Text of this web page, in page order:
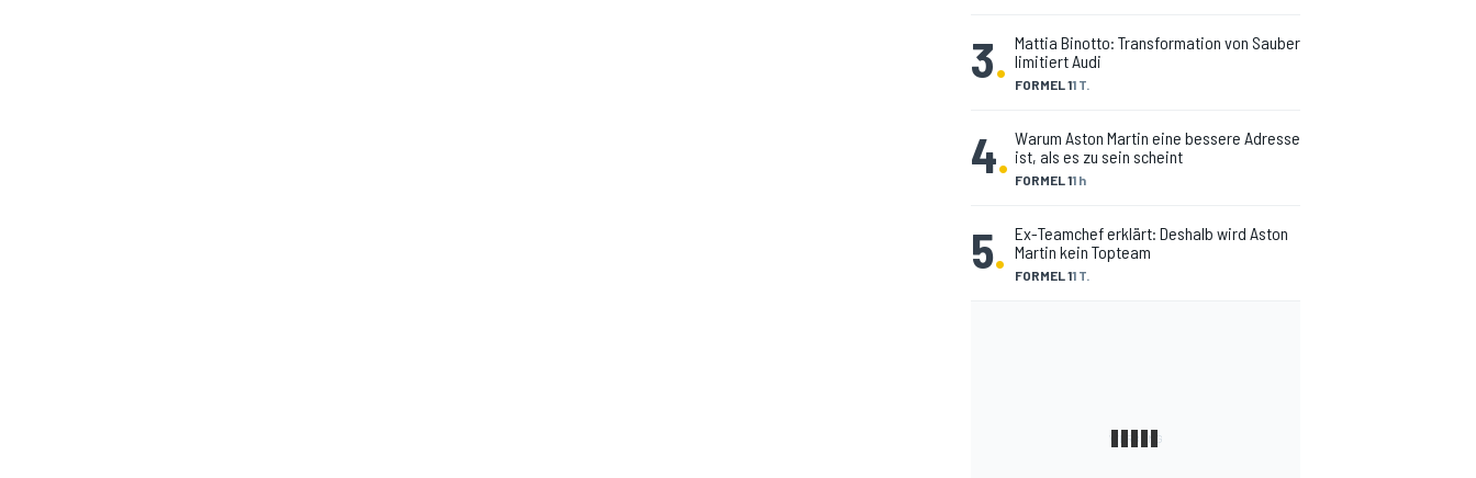
3. FORMEL 11 T.
Mattia Binotto: Transformation von Sauber
limitiert Audi
4. FORMEL 11 h
Warum Aston Martin eine bessere Adresse
ist, als es zu sein scheint
5. FORMEL 11 T.
Ex-Teamchef erklärt: Deshalb wird Aston
Martin kein Topteam